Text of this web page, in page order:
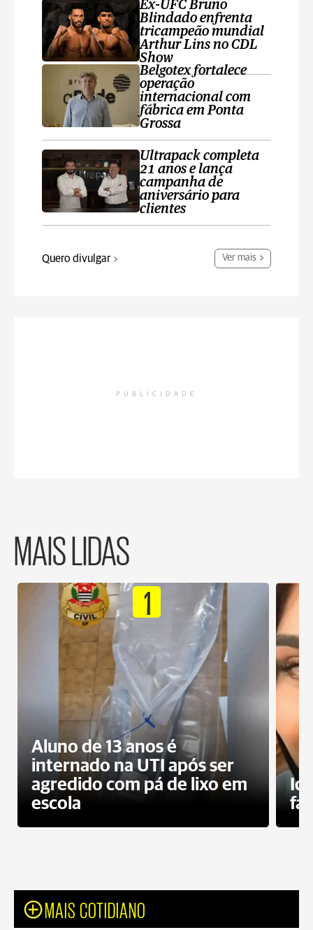
Ex-UFC Bruno
Blindado enfrenta
tricampeão mundial
Arthur Lins no CDL
Show
Belgotex fortalece
operação
internacional com
fábrica em Ponta
Grossa
Ultrapack completa
21 anos e lança
campanha de
aniversário para
clientes
Quero divulgar Ver mais
PUBLICIDADE
MAIS LIDAS
1
Aluno de 13 anos é
internado na UTI após ser
agredido com pá de lixo em
escola
MAIS COTIDIANO